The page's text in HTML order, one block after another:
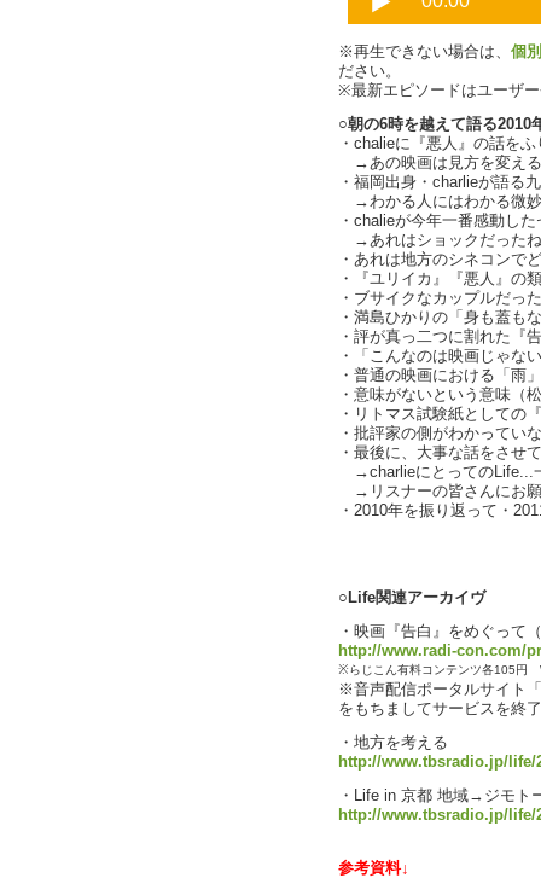
※再生できない場合は、 個
ださい。
※最新エピソードはユーザ
○朝の6時を越えて語る2010
・chalieに『悪人』の話を
→あの映画は見方を変え
・福岡出身・charlieが語る
→わかる人にはわかる微
・chalieが今年一番感動した
→あれはショックだった
・あれは地方のシネコンで
・『ユリイカ』『悪人』の
・ブサイクなカップルだっ
・満島ひかりの「身も蓋も
・評が真っ二つに割れた『
・「こんなのは映画じゃな
・普通の映画における「雨
・意味がないという意味（
・リトマス試験紙としての
・批評家の側がわかってい
・最後に、大事な話をさせ
→charlieにとってのLife...
→リスナーの皆さんにお
・2010年を振り返って・
○Life関連アーカイヴ
・映画『告白』をめぐって
http://www.radi-con.com/
※らじこん有料コンテンツ各105円
※音声配信ポータルサイト
をもちましてサービスを終
・地方を考える
http://www.tbsradio.jp/life/
・Life in 京都 地域→ジモト
http://www.tbsradio.jp/life/
参考資料↓